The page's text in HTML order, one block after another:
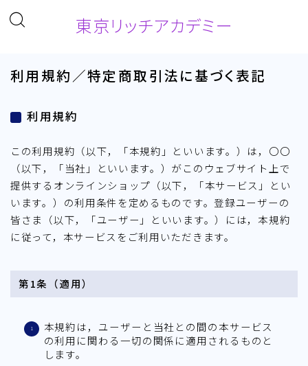
東京リッチアカデミー
利用規約／特定商取引法に基づく表記
利用規約
この利用規約（以下，「本規約」といいます。）は，〇〇
（以下，「当社」といいます。）がこのウェブサイト上で
提供するオンラインショップ（以下，「本サービス」とい
います。）の利用条件を定めるものです。登録ユーザーの
皆さま（以下，「ユーザー」といいます。）には，本規約
に従って，本サービスをご利用いただきます。
第1条（適用）
本規約は，ユーザーと当社との間の本サービス
の利用に関わる一切の関係に適用されるものと
します。